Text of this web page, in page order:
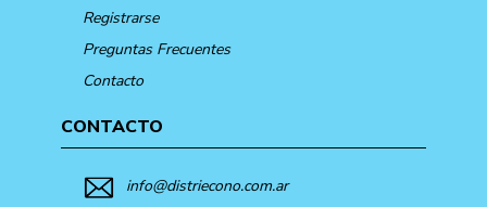
Registrarse
Preguntas Frecuentes
Contacto
CONTACTO
info@distriecono.com.ar